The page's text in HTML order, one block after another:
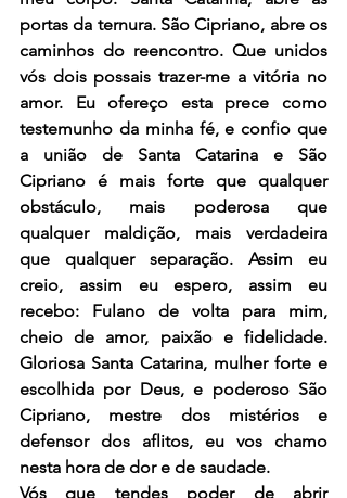
portas da ternura. São Cipriano, abre os
caminhos do reencontro. Que unidos
vós dois possais trazer-me a vitória no
amor. Eu ofereço esta prece como
testemunho da minha fé, e confio que
a união de Santa Catarina e São
Cipriano é mais forte que qualquer
obstáculo, mais poderosa que
qualquer maldição, mais verdadeira
que qualquer separação. Assim eu
creio, assim eu espero, assim eu
recebo: Fulano de volta para mim,
cheio de amor, paixão e fidelidade.
Gloriosa Santa Catarina, mulher forte e
escolhida por Deus, e poderoso São
Cipriano, mestre dos mistérios e
defensor dos aflitos, eu vos chamo
nesta hora de dor e de saudade.
Vós que tendes poder de abrir